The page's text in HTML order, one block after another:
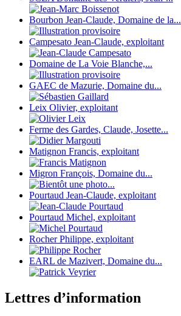
Bourbon Jean-Claude, Domaine de la...
Campesato Jean-Claude, exploitant
Domaine de La Voie Blanche,...
GAEC de Mazurie, Domaine du...
Leix Olivier, exploitant
Ferme des Gardes, Claude, Josette...
Matignon Francis, exploitant
Migron François, Domaine du...
Pourtaud Jean-Claude, exploitant
Pourtaud Michel, exploitant
Rocher Philippe, exploitant
EARL de Mazivert, Domaine du...
Lettres d’information